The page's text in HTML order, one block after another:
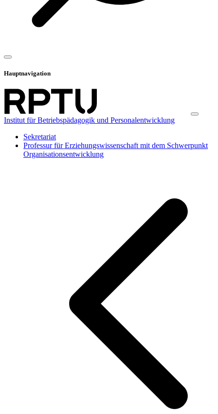
Hauptnavigation
Institut für Betriebspädagogik und Personalentwicklung
Sekretariat
Professur für Erziehungswissenschaft mit dem Schwerpunkt
Organisationsentwicklung